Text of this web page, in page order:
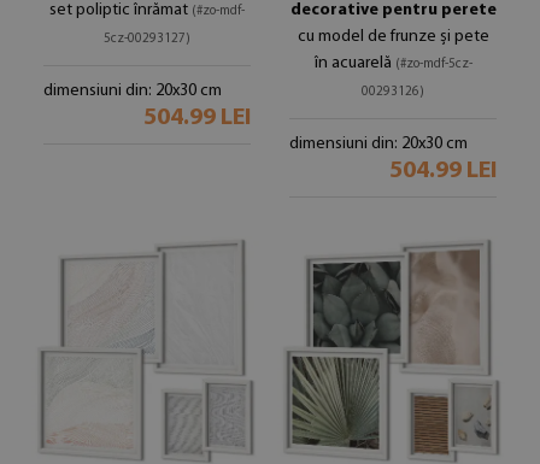
set poliptic înrămat (#zo-mdf-
5cz-00293127)
dimensiuni din: 20x30 cm
504.99 LEI
decorative pentru perete
cu model de frunze și pete
în acuarelă (#zo-mdf-5cz-
00293126)
dimensiuni din: 20x30 cm
504.99 LEI